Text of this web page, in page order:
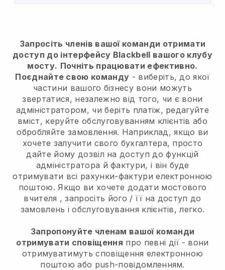
Запросіть членів вашої команди отримати
доступ до інтерфейсу Blackbell вашого клубу
мосту. Почніть працювати ефективно.
Поєднайте свою команду - виберіть, до якої
частини вашого бізнесу вони можуть
звертатися, незалежно від того, чи є вони
адміністратором, чи беріть платіж, редагуйте
вміст, керуйте обслуговуванням клієнтів або
обробляйте замовлення. Наприклад, якщо ви
хочете залучити свого бухгалтера, просто
дайте йому дозвіл на доступ до функцій
адміністратора й фактури, і він буде
отримувати всі рахунки-фактури електронною
поштою.Якщо ви хочете додати мостового
вчителя , запросіть його / її на доступ до
замовлень і обслуговування клієнтів, легко.
Запропонуйте членам вашої команди
отримувати сповіщення про певні дії - вони
отримуватимуть сповіщення електронною
поштою або push-повідомленням.